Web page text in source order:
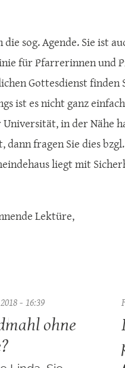
sog. Agende. Sie ist
für Pfarrerinnen und
Gottesdienst
ist es nicht ganz
in der Nähe
dann fragen Sie dies
liegt mit
Lektüre,
- 16:39
ohne